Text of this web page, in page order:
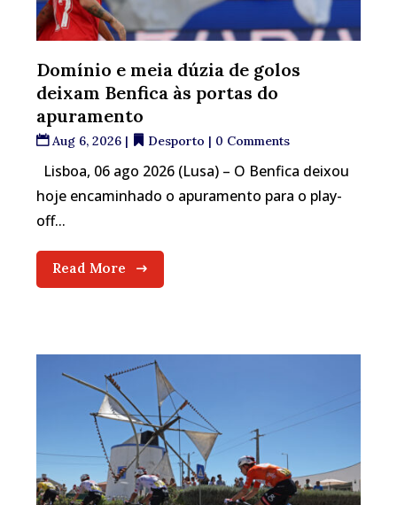
Domínio e meia dúzia de golos
deixam Benfica às portas do
apuramento
Aug 6, 2026 | Desporto | 0 Comments
Lisboa, 06 ago 2026 (Lusa) – O Benfica deixou
hoje encaminhado o apuramento para o play-
off...
Read More